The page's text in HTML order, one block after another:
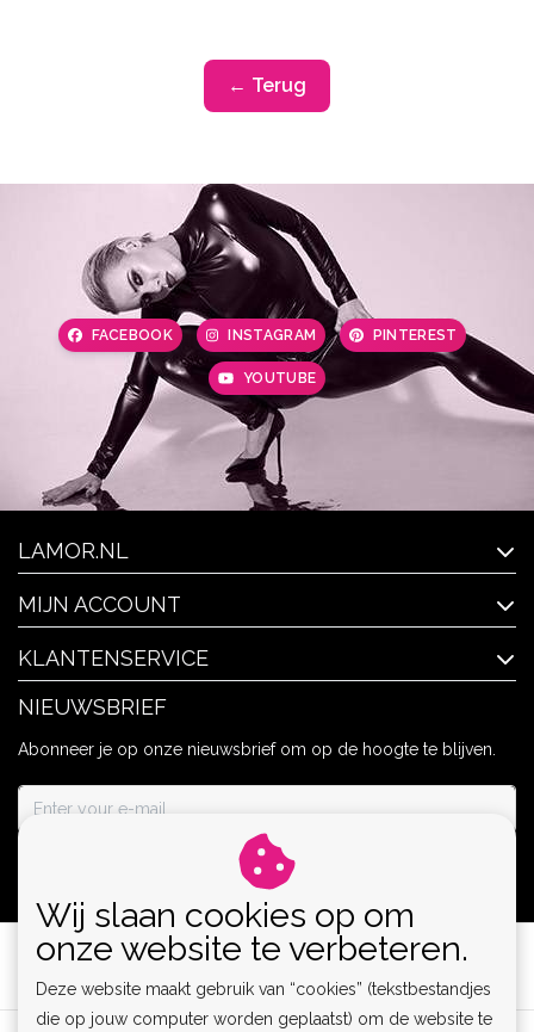
← Terug
FACEBOOK INSTAGRAM PINTEREST
YOUTUBE
LAMOR.NL
MIJN ACCOUNT
KLANTENSERVICE
NIEUWSBRIEF
Abonneer je op onze nieuwsbrief om op de hoogte te blijven.
Wij slaan cookies op om
onze website te verbeteren.
Deze website maakt gebruik van “cookies” (tekstbestandjes
die op jouw computer worden geplaatst) om de website te